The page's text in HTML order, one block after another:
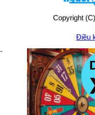
Copyright
Điều
Chính